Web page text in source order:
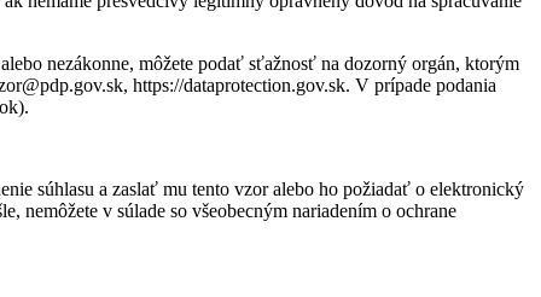
nezákonne, môžete podať sťažnosť na dozorný orgán, ktorým
https://dataprotection.gov.sk. V prípade podania
súhlasu a zaslať mu tento vzor alebo ho požiadať o elektronický
nemôžete v súlade so všeobecným nariadením o ochrane